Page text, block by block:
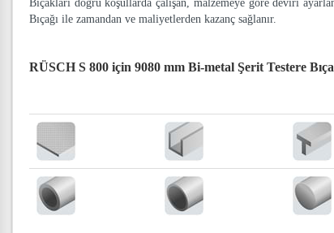
Bıçakları doğru koşullarda çalışan, malzemeye göre deviri
Bıçağı ile zamandan ve maliyetlerden kazanç sağlanır.
RÜSCH S 800 için 9080 mm Bi-metal Şerit Testere